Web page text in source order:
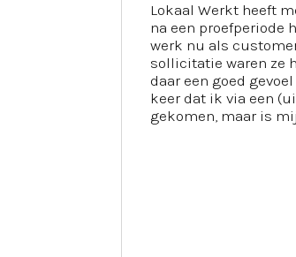
Lokaal Werkt heeft
na een proefperiode
werk nu als
sollicitatie waren ze
daar een goed
keer dat ik via een
gekomen, maar is